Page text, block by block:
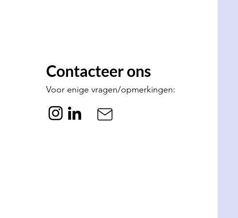
Contacteer ons
Voor enige vragen/opmerkingen: